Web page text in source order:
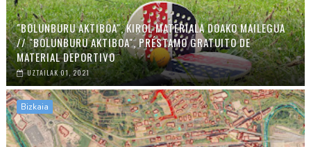
"BOLUNBURU AKTIBOA", KIROL MATERIALA DOAKO MAILEGUA
// "BOLUNBURU AKTIBOA", PRÉSTAMO GRATUITO DE
MATERIAL DEPORTIVO
UZTAILAK 01, 2021
Bizkaia